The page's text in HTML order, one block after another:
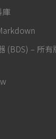
庫
(BDS) – 所有